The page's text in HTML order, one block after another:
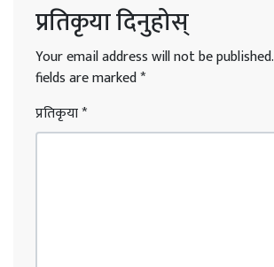
प्रतिकृया दिनुहोस्
Your email address will not be published.
fields are marked*
प्रतिकृया*